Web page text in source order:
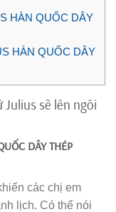
HÀN QUỐC DÂY
HÀN QUỐC DÂY
sẽ lên ngôi
DÂY THÉP
các chị em
lịch. Có thể nói